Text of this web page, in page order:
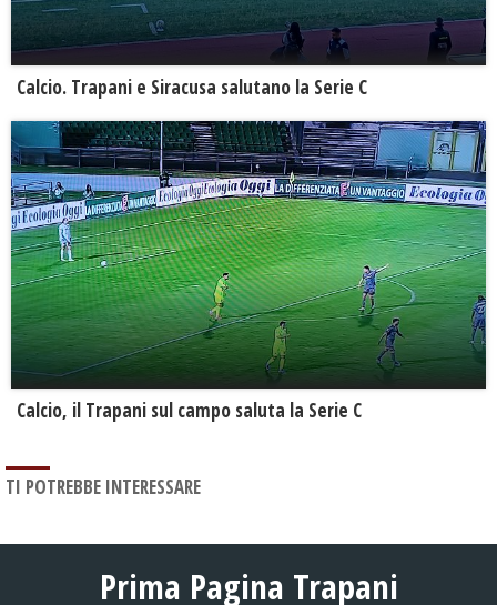
Calcio. Trapani e Siracusa salutano la Serie C
Calcio, il Trapani sul campo saluta la Serie C
TI POTREBBE INTERESSARE
Prima Pagina Trapani